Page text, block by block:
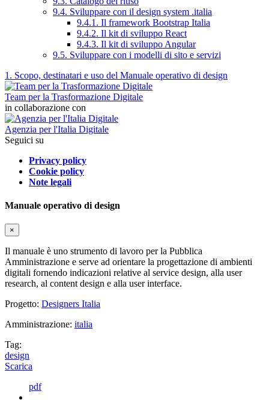
9.4. Sviluppare con il design system .italia
9.4.1. Il framework Bootstrap Italia
9.4.2. Il kit di sviluppo React
9.4.3. Il kit di sviluppo Angular
9.5. Sviluppare con i modelli di sito e servizi
1. Scopo, destinatari e uso del Manuale operativo di design
Team per la Trasformazione Digitale
in collaborazione con
Agenzia per l'Italia Digitale
Seguici su
Privacy policy
Cookie policy
Note legali
Manuale operativo di design
×
Il manuale è uno strumento di lavoro per la Pubblica
Amministrazione e serve ad orientare la progettazione di ambienti
digitali fornendo indicazioni relative al service design, alla user
research, al content design e alla user interface.
Progetto: Designers Italia
Amministrazione: italia
Tag:
design
Scarica
pdf